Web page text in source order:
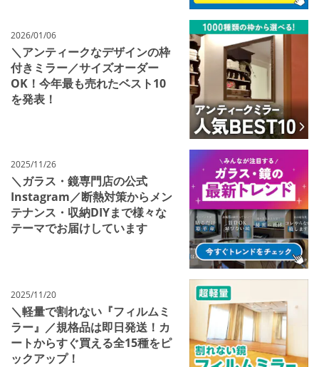
＼アンティークなデザインの枠
付きミラー／サイズオーダー
OK！今年最も売れたベスト10
を発表！
2026/01/06
＼ガラス・鏡専門店の公式
Instagram／断熱対策からメン
テナンス・収納DIYまで様々な
テーマでお届けしています
2025/11/26
＼軽量で割れない『フィルムミ
ラー』／規格品は即日発送！カ
ートからすぐ買える全15種をピ
ックアップ！
2025/11/20